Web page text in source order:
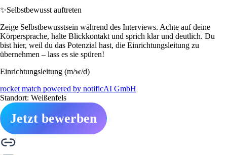
✨Selbstbewusst auftreten
Zeige Selbstbewusstsein während des Interviews. Achte auf deine
Körpersprache, halte Blickkontakt und sprich klar und deutlich. Du
bist hier, weil du das Potenzial hast, die Einrichtungsleitung zu
übernehmen – lass es sie spüren!
Einrichtungsleitung (m/w/d)
rocket match powered by notificAI GmbH
Standort: Weißenfels
Jetzt bewerben